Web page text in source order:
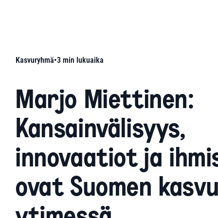
Kasvuryhmä•3 min lukuaika
Marjo Miettinen:
Kansainvälisyys,
innovaatiot ja
ovat Suomen